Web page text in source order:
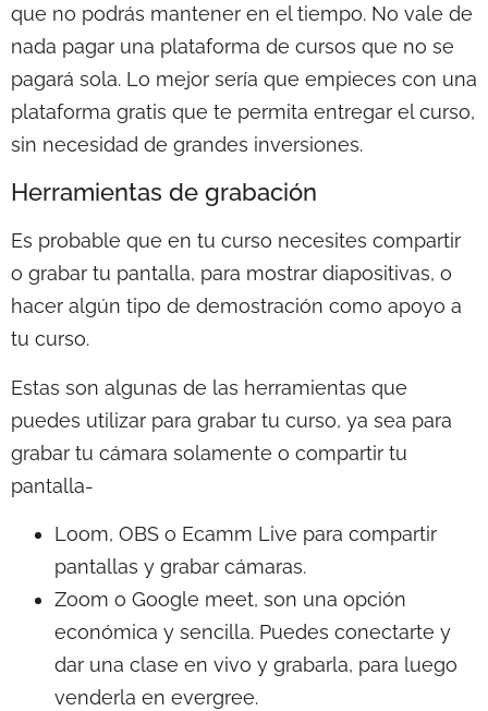
que no podrás mantener en el tiempo. No vale de
nada pagar una plataforma de cursos que no se
pagará sola. Lo mejor sería que empieces con una
plataforma gratis que te permita entregar el curso,
sin necesidad de grandes inversiones.
Herramientas de grabación
Es probable que en tu curso necesites compartir
o grabar tu pantalla, para mostrar diapositivas, o
hacer algún tipo de demostración como apoyo a
tu curso.
Estas son algunas de las herramientas que
puedes utilizar para grabar tu curso, ya sea para
grabar tu cámara solamente o compartir tu
pantalla-
Loom, OBS o Ecamm Live para compartir
pantallas y grabar cámaras.
Zoom o Google meet, son una opción
económica y sencilla. Puedes conectarte y
dar una clase en vivo y grabarla, para luego
venderla en evergree.